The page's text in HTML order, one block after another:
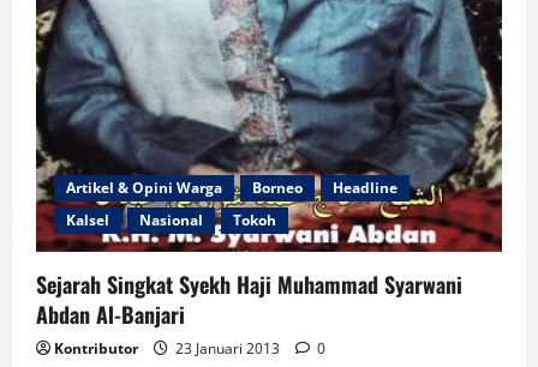
Artikel & Opini Warga Borneo
Headline
Kalsel
Nasional Tokoh
Sejarah Singkat Syekh Haji Muhammad Syarwani
Abdan Al-Banjari
Kontributor 23 Januari 2013 0